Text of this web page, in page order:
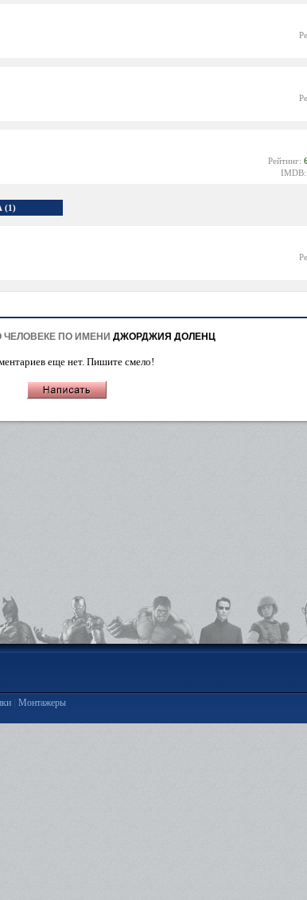
Рейтинг:
IMDB:
(1)
ПО ИМЕНИ ДЖОРДЖИЯ ДОЛЕНЦ
еще нет. Пишите смело!
| Монтажеры